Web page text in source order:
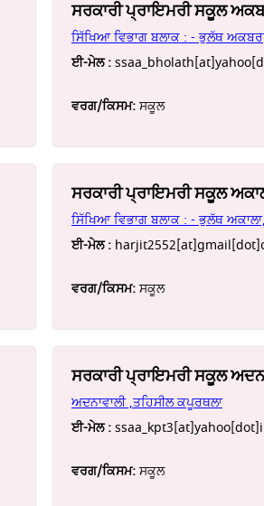
ਸਰਕਾਰੀ ਪ੍ਰਾਇਮਰੀ ਸਕੂਲ
ਸਿੱਖਿਆ ਵਿਭਾਗ ਬਲਾਕ : - ਭੁਲੱਥ
ਈ-ਮੇਲ :
ਵਰਗ/ਕਿਸਮ:ਸਕੂਲ
ਸਰਕਾਰੀ ਪ੍ਰਾਇਮਰੀ ਸਕੂਲ
ਸਿੱਖਿਆ ਵਿਭਾਗ ਬਲਾਕ : - ਭੁਲੱਥ
ਈ-ਮੇਲ :
ਵਰਗ/ਕਿਸਮ:ਸਕੂਲ
ਸਰਕਾਰੀ ਪ੍ਰਾਇਮਰੀ ਸਕੂਲ
ਅਦਨਾਵਾਲੀ ,ਤਹਿਸੀਲ ਕਪੂਰਥਲਾ
ਈ-ਮੇਲ :
ਵਰਗ/ਕਿਸਮ:ਸਕੂਲ